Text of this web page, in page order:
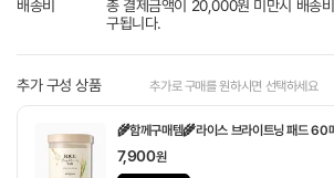
배송비
총 결제금액이 20,000원 미만시 배송
구됩니다.
추가 구성 상품 추가로 구매를 원하시면 선택하세요
🌾함께구매템🌾라이스 브라이트닝 패드 60
7,900원